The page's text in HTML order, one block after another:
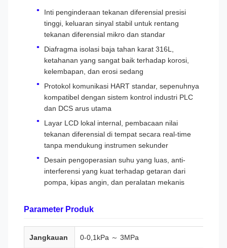
Inti penginderaan tekanan diferensial presisi
tinggi, keluaran sinyal stabil untuk rentang
tekanan diferensial mikro dan standar
Diafragma isolasi baja tahan karat 316L,
ketahanan yang sangat baik terhadap korosi,
kelembapan, dan erosi sedang
Protokol komunikasi HART standar, sepenuhnya
kompatibel dengan sistem kontrol industri PLC
dan DCS arus utama
Layar LCD lokal internal, pembacaan nilai
tekanan diferensial di tempat secara real-time
tanpa mendukung instrumen sekunder
Desain pengoperasian suhu yang luas, anti-
interferensi yang kuat terhadap getaran dari
pompa, kipas angin, dan peralatan mekanis
Parameter Produk
Jangkauan 0-0,1kPa ～ 3MPa